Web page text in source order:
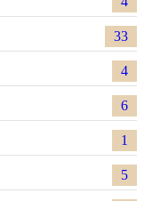
33
4
6
1
5